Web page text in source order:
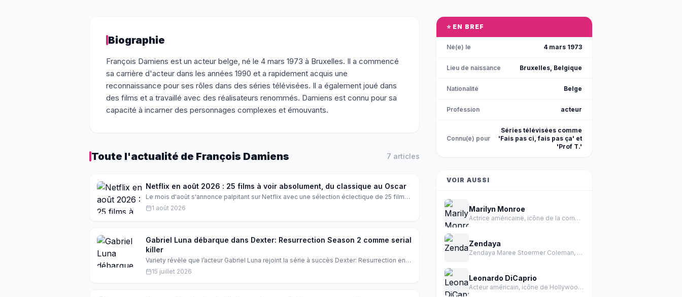
Biographie
François Damiens est un acteur belge, né le 4 mars 1973 à Bruxelles. Il a commencé
sa carrière d'acteur dans les années 1990 et a rapidement acquis une
reconnaissance pour ses rôles dans des séries télévisées. Il a également joué dans
des films et a travaillé avec des réalisateurs renommés. Damiens est connu pour sa
capacité à incarner des personnages complexes et émouvants.
Toute l'actualité de François Damiens 7 articles
Netflix en août 2026 : 25 films à voir absolument, du classique au Oscar
Le mois d'août s'annonce palpitant sur Netflix avec une sélection éclectique de 25 films,
allant des comédies cultes aux récents lauréats des Oscars. Découvrez les pépites à ne
pas manquer pour vos soirées estivales.
1 août 2026
Gabriel Luna débarque dans Dexter: Resurrection Season 2 comme serial
killer
Variety révèle que l’acteur Gabriel Luna rejoint la série à succès Dexter: Resurrection en
tant que Ray Ballard, alias The Sleepy‑Eyed Stranger. Ce nouveau méchant va mettre à
l’épreuve le retour de Michael C. Hall. Les fans de la série attendent déjà l’affrontement
15 juillet 2026
⭐ EN BREF
Né(e) le 4 mars 1973
Lieu de naissance Bruxelles, Belgique
Nationalité Belge
Profession acteur
Connu(e) pour
Séries télévisées comme
'Fais pas ci, fais pas ça' et
'Prof T.'
VOIR AUSSI
Marilyn Monroe
Actrice américaine, icône de la comédie et de la sensualité des années 1950.
Zendaya
Zendaya Maree Stoermer Coleman, née le 1er septembre 1996 à Oakland en Californie, est une actrice et chanteuse américaine.
Leonardo DiCaprio
Acteur américain, icône de Hollywood, récompensé par un Oscar